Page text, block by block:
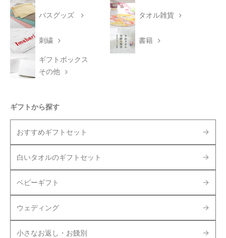
バスグッズ タオル雑貨
刺繍 書籍
ギフトボックス
その他
ギフトから探す
おすすめギフトセット
白いタオルのギフトセット
ベビーギフト
ウェディング
小さなお返し・お餞別